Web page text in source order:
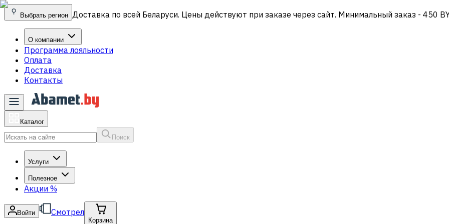
Выбрать регион Доставка по всей Беларуси. Цены действуют при заказе через сайт. Минимальный заказ - 450
О компании
Программа лояльности
Оплата
Доставка
Контакты
Каталог
Поиск
Услуги
Полезное
Акции %
Войти Смотрел
Корзина